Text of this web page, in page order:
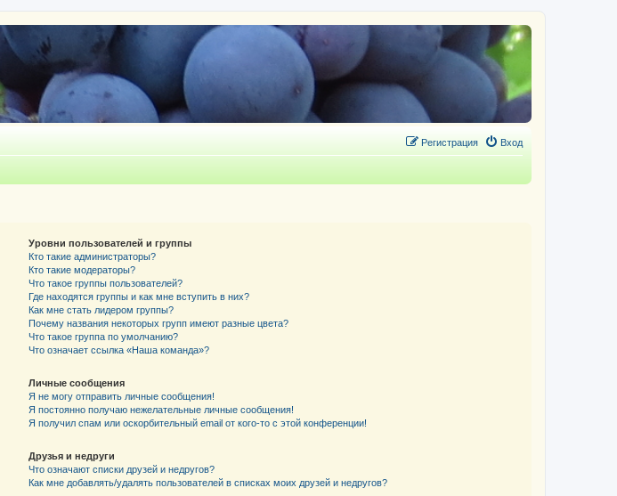
Вход
Регистрация
Уровни пользователей и группы
Кто такие администраторы?
Кто такие модераторы?
Что такое группы пользователей?
Где находятся группы и как мне вступить в них?
Как мне стать лидером группы?
Почему названия некоторых групп имеют разные цвета?
Что такое группа по умолчанию?
Что означает ссылка «Наша команда»?
Личные сообщения
Я не могу отправить личные сообщения!
Я постоянно получаю нежелательные личные сообщения!
Я получил спам или оскорбительный email от кого-то с этой конференции!
Друзья и недруги
Что означают списки друзей и недругов?
Как мне добавлять/удалять пользователей в списках моих друзей и недругов?